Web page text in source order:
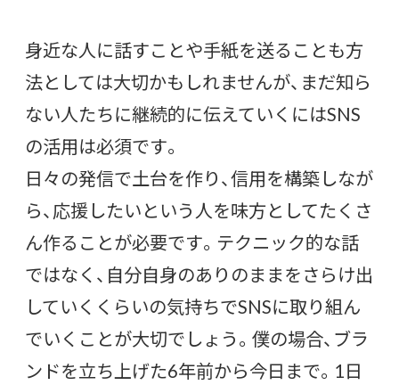
身近な人に話すことや手紙を送ることも方
法としては大切かもしれませんが、まだ知ら
ない人たちに継続的に伝えていくにはSNS
の活用は必須です。
日々の発信で土台を作り、信用を構築しなが
ら、応援したいという人を味方としてたくさ
ん作ることが必要です。テクニック的な話
ではなく、自分自身のありのままをさらけ出
していくくらいの気持ちでSNSに取り組ん
でいくことが大切でしょう。僕の場合、ブラ
ンドを立ち上げた6年前から今日まで。1日